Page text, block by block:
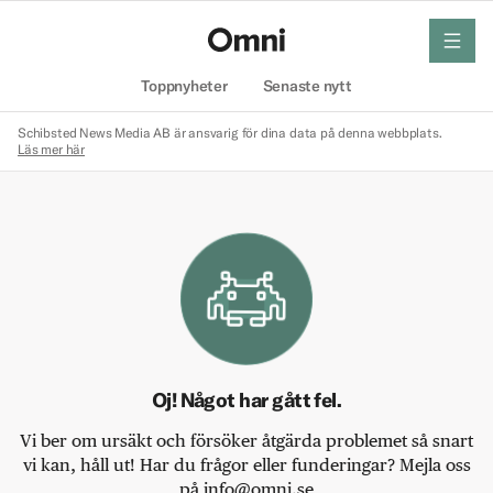
Toppnyheter Senaste nytt
meny
Schibsted News Media AB är ansvarig för dina data på denna webbplats.
Läs mer här
Oj! Något har gått fel.
Vi ber om ursäkt och försöker åtgärda problemet så snart
vi kan, håll ut! Har du frågor eller funderingar? Mejla oss